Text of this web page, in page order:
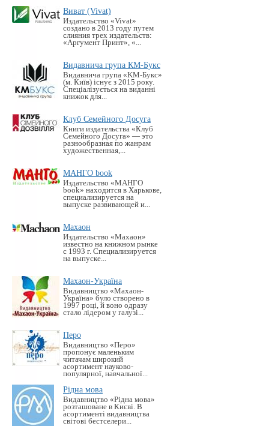
Виват (Vivat)
Издательство «Vivat»
создано в 2013 году путем
слияния трех издательств:
«Аргумент Принт», «...
Видавнича група КМ-Букс
Видавнича група «KM-Букс»
(м. Київ) існує з 2015 року.
Спеціалізується на виданні
книжок для...
Клуб Семейного Досуга
Книги издательства «Клуб
Семейного Досуга» — это
разнообразная по жанрам
художественная,...
МАНГО book
Издательство «MАНГО
book» находится в Харькове,
специализируется на
выпуске развивающей и...
Махаон
Издательство «Махаон»
известно на книжном рынке
с 1993 г. Специализируется
на выпуске...
Махаон-Україна
Видавництво «Махаон-
Україна» було створено в
1997 році, й воно одразу
стало лідером у галузі...
Перо
Видавництво «Перо»
пропонує маленьким
читачам широкий
асортимент науково-
популярної, навчальної...
Рідна мова
Видавництво «Рідна мова»
розташоване в Києві. В
асортименті видавництва
світові бестселери...